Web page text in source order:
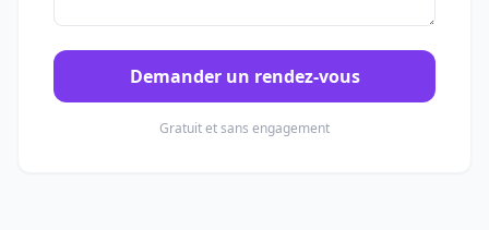
Demander un rendez-vous
Gratuit et sans engagement